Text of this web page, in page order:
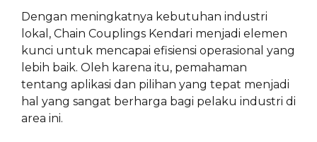
Dengan meningkatnya kebutuhan industri
lokal, Chain Couplings Kendari menjadi elemen
kunci untuk mencapai efisiensi operasional yang
lebih baik. Oleh karena itu, pemahaman
tentang aplikasi dan pilihan yang tepat menjadi
hal yang sangat berharga bagi pelaku industri di
area ini.